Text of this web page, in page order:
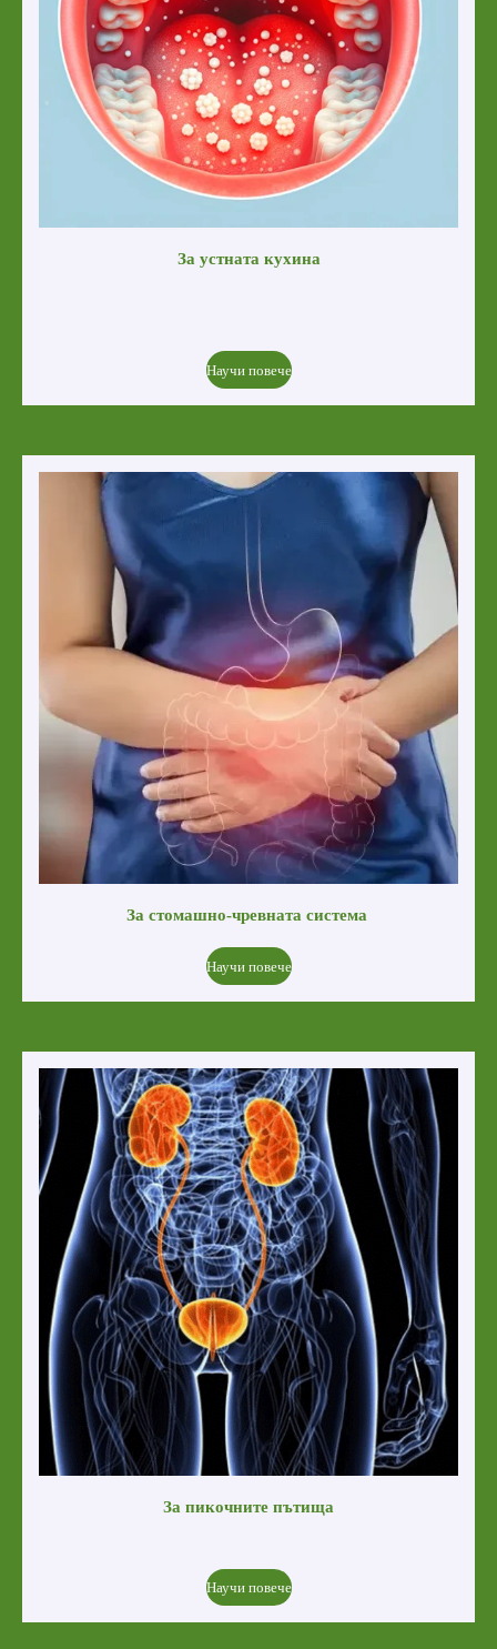
За устната кухина
Научи повече
За стомашно-чревната система
Научи повече
За пикочните пътища
Научи повече